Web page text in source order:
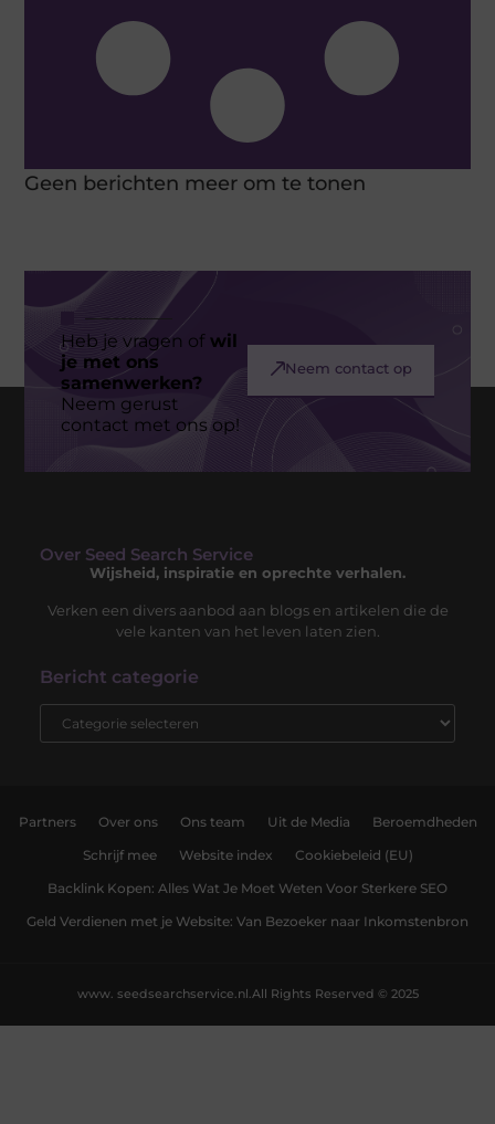
Geen berichten meer om te tonen
Heb je vragen ofwil
je met ons
samenwerken?
Neem gerust
contact met ons op!
Neem contact op
Over Seed Search Service
Wijsheid, inspiratie en oprechte verhalen.
Verken een divers aanbod aan blogs en artikelen die de
vele kanten van het leven laten zien.
Bericht categorie
Partners Over ons Ons team Uit de Media Beroemdheden
Schrijf mee Website index Cookiebeleid (EU)
Backlink Kopen: Alles Wat Je Moet Weten Voor Sterkere SEO
Geld Verdienen met je Website: Van Bezoeker naar Inkomstenbron
All Rights Reserved © 2025
www. seedsearchservice.nl.